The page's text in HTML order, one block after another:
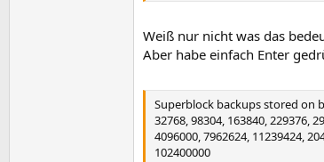
Weiß nur nicht was das
Aber habe einfach Enter
Superblock backups stored on
32768, 98304, 163840, 229376,
4096000, 7962624, 11239424,
102400000